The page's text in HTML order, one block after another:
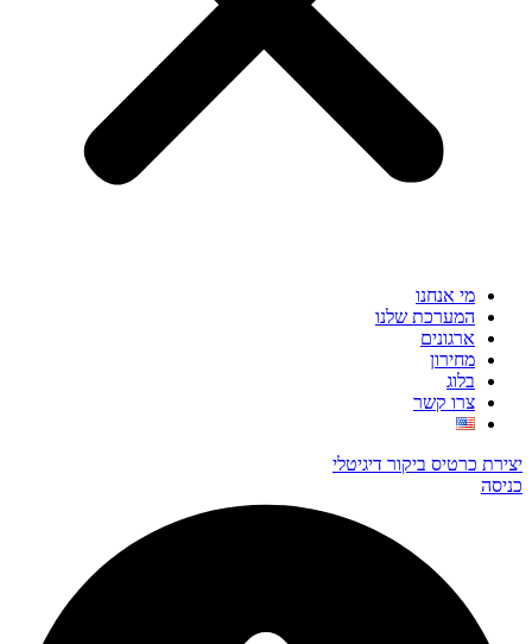
מי אנחנו
המערכת שלנו
ארגונים
מחירון
בלוג
צרו קשר
יצירת כרטיס ביקור דיגיטלי
כניסה